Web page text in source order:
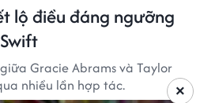
lộ điều đáng ngưỡng
Gracie Abrams và Taylor
nhiều lần hợp tác.
×